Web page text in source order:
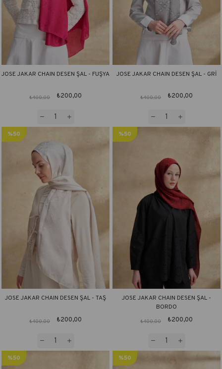
JOSE JAKAR CHAIN DESEN ŞAL - FUŞYA
₺200,00
₺400,00
JOSE JAKAR CHAIN DESEN ŞAL - GRİ
₺200,00
₺400,00
JOSE JAKAR CHAIN DESEN ŞAL - TAŞ
₺200,00
₺400,00
%50
JOSE JAKAR CHAIN DESEN ŞAL -
BORDO
₺200,00
₺400,00
%50
%50
%50